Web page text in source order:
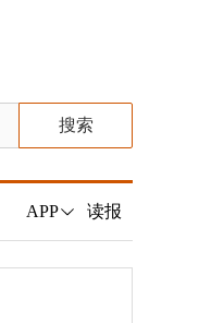
搜索
APP 读报